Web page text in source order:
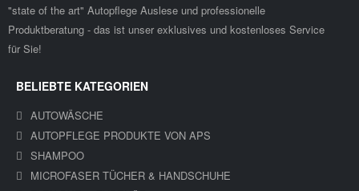
"state of the art" Autopflege Auslese und professionelle
Produktberatung - das ist unser exklusives und kostenloses Service
für Sie!
BELIEBTE KATEGORIEN
AUTOWÄSCHE
AUTOPFLEGE PRODUKTE VON APS
SHAMPOO
MICROFASER TÜCHER & HANDSCHUHE